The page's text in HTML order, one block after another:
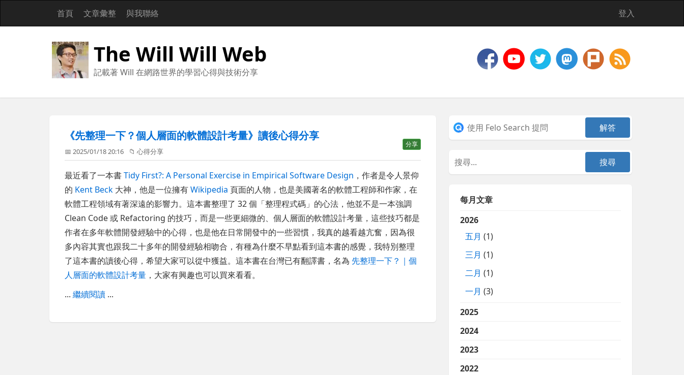
首頁 文章彙整 與我聯絡 登入
The Will Will Web
記載著 Will 在網路世界的學習心得與技術分享
《先整理一下？個人層面的軟體設計考量》讀後心得分享
分享
📅 2025/01/18 20:16 📁心得分享
最近看了一本書Tidy First?: A Personal Exercise in Empirical Software Design ，作者是令人景仰
的 Kent Beck 大神，他是一位擁有Wikipedia 頁面的人物，也是美國著名的軟體工程師和作家，在
軟體工程領域有著深遠的影響力。這本書整理了 32 個「整理程式碼」的心法，他並不是一本強調
Clean Code 或 Refactoring 的技巧，而是一些更細微的、個人層面的軟體設計考量，這些技巧都是
作者在多年軟體開發經驗中的心得，也是他在日常開發中的一些習慣，我真的越看越亢奮，因為很
多內容其實也跟我二十多年的開發經驗相吻合，有種為什麼不早點看到這本書的感覺，我特別整理
了這本書的讀後心得，希望大家可以從中獲益。這本書在台灣已有翻譯書，名為 先整理一下？｜個
人層面的軟體設計考量 ，大家有興趣也可以買來看看。
...繼續閱讀 ...
每月文章
2026
五月 (1)
三月 (1)
二月 (1)
一月 (3)
2025
2024
2023
2022